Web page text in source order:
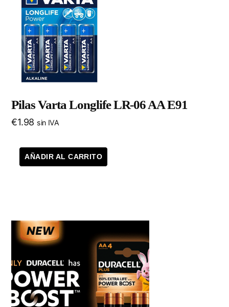
Pilas Varta Longlife LR-06 AA E91
€1.98 sin IVA
AÑADIR AL CARRITO